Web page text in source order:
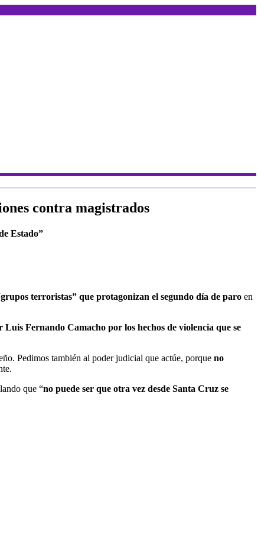
contra magistrados
Estado”
terroristas” que protagonizan el segundo día de paro en
Fernando Camacho por los hechos de violencia que se
Pedimos también al poder judicial que actúe, porque no
que “no puede ser que otra vez desde Santa Cruz se